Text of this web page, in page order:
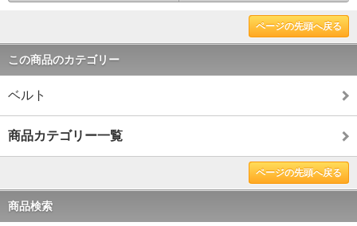
ページの先頭へ戻る
この商品のカテゴリー
ベルト
商品カテゴリー一覧
ページの先頭へ戻る
商品検索